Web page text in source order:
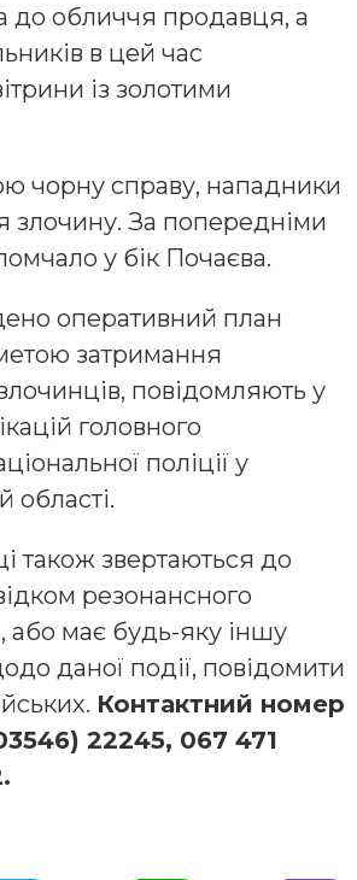
до обличчя продавця, а
в цей час
із золотими
чорну справу, нападники
злочину. За попередніми
у бік Почаєва.
оперативний план
затримання
повідомляють у
головного
поліції у
області.
також звертаються до
резонансного
або має будь-яку іншу
даної події, повідомити
Контактний номер
22245, 067 471